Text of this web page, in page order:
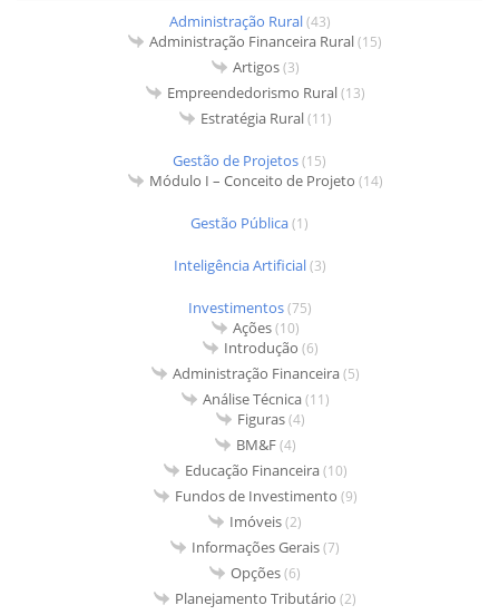
Administração Rural(43)
Administração Financeira Rural(15)
Artigos(3)
Empreendedorismo Rural(13)
Estratégia Rural(11)
Gestão de Projetos(15)
Módulo I – Conceito de Projeto (14)
Gestão Pública(1)
Inteligência Artificial(3)
Investimentos(75)
Ações(10)
Introdução (6)
Administração Financeira(5)
Análise Técnica(11)
Figuras(4)
BM&F(4)
Educação Financeira(10)
Fundos de Investimento (9)
Imóveis(2)
Informações Gerais(7)
Opções(6)
Planejamento Tributário (2)